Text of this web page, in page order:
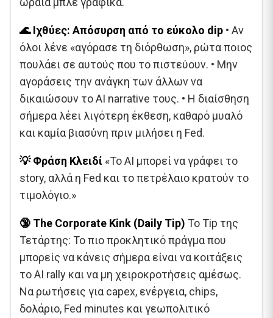
🌊 Ιχθύες: Απόσυρση από το εύκολο dip • Αν
όλοι λένε «αγόρασε τη διόρθωση», ρώτα ποιος
πουλάει σε αυτούς που το πιστεύουν. • Μην
αγοράσεις την ανάγκη των άλλων να
δικαιώσουν το AI narrative τους. • Η διαίσθηση
σήμερα λέει λιγότερη έκθεση, καθαρό μυαλό
και καμία βιασύνη πριν μιλήσει η Fed.
💡 Φράση Κλειδί «Το AI μπορεί να γράφει το
story, αλλά η Fed και το πετρέλαιο κρατούν το
τιμολόγιο.»
🔞 The Corporate Kink (Daily Tip) Το Tip της
Τετάρτης: Το πιο προκλητικό πράγμα που
μπορείς να κάνεις σήμερα είναι να κοιτάξεις
το AI rally και να μη χειροκροτήσεις αμέσως.
Να ρωτήσεις για capex, ενέργεια, chips,
δολάριο, Fed minutes και γεωπολιτικό